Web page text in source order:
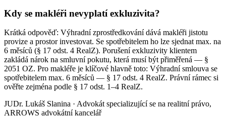
Kdy se makléři nevyplatí exkluzivita?
Krátká odpověď: Výhradní zprostředkování dává makléři jistotu
provize a prostor investovat. Se spotřebitelem ho lze sjednat max. na
6 měsíců (§ 17 odst. 4 RealZ). Porušení exkluzivity klientem
zakládá nárok na smluvní pokutu, která musí být přiměřená — §
2051 OZ. Pro makléře je klíčové hlavně toto: Výhradní smlouva se
spotřebitelem max. 6 měsíců — § 17 odst. 4 RealZ. Právní rámec si
ověřte zejména podle § 17 odst. 1–4 RealZ.
JUDr. Lukáš Slanina · Advokát specializující se na realitní právo,
ARROWS advokátní kancelář